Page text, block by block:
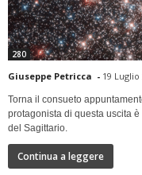
280
Giuseppe Petricca - 19 Luglio
Torna il consueto
protagonista di questa uscita
del Sagittario.
Continua a leggere